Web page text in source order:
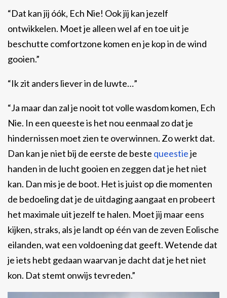
“Dat kan jij óók, Ech Nie! Ook jij kan jezelf
ontwikkelen. Moet je alleen wel af en toe uit je
beschutte comfortzone komen en je kop in de wind
gooien.”
“Ik zit anders liever in de luwte…”
“Ja maar dan zal je nooit tot volle wasdom komen, Ech
Nie. In een queeste is het nou eenmaal zo dat je
hindernissen moet zien te overwinnen. Zo werkt dat.
Dan kan je niet bij de eerste de beste queestieje
handen in de lucht gooien en zeggen dat je het niet
kan. Dan mis je de boot. Het is juist op die momenten
de bedoeling dat je de uitdaging aangaat en probeert
het maximale uit jezelf te halen. Moet jij maar eens
kijken, straks, als je landt op één van de zeven Eolische
eilanden, wat een voldoening dat geeft. Wetende dat
je iets hebt gedaan waarvan je dacht dat je het niet
kon. Dat stemt onwijs tevreden.”